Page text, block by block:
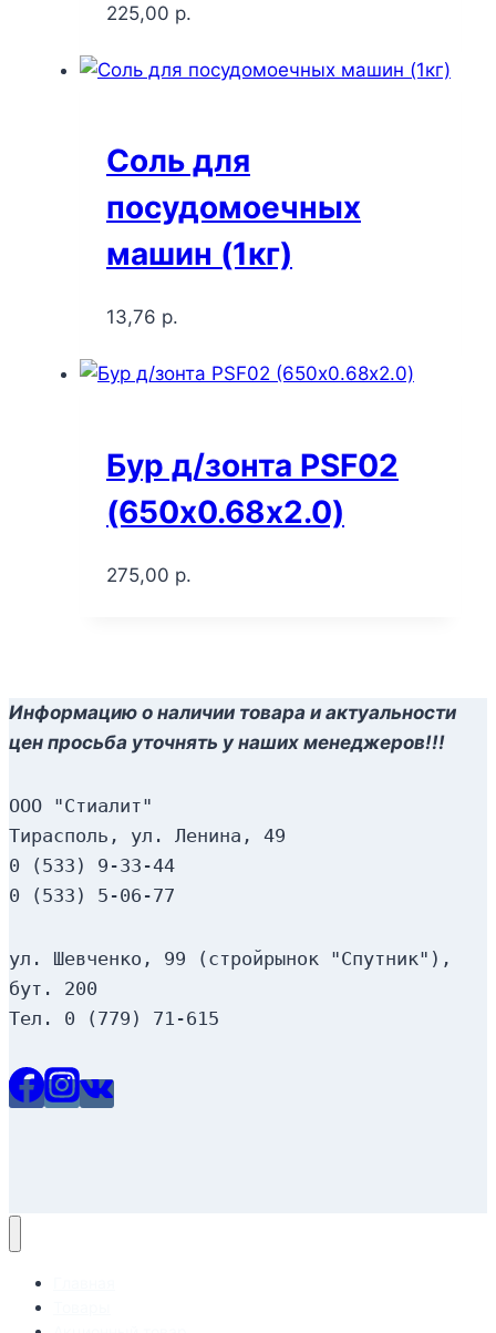
225,00 р.
Соль для
посудомоечных
машин (1кг)
13,76 р.
Бур д/зонта PSF02
(650х0.68х2.0)
275,00 р.
Информацию о наличии товара и актуальности
цен просьба уточнять у наших менеджеров!!!
ООО "Стиалит"
Тирасполь, ул. Ленина, 49
0 (533) 9-33-44
0 (533) 5-06-77
ул. Шевченко, 99 (стройрынок "Спутник"),
бут. 200
Тел. 0 (779) 71-615